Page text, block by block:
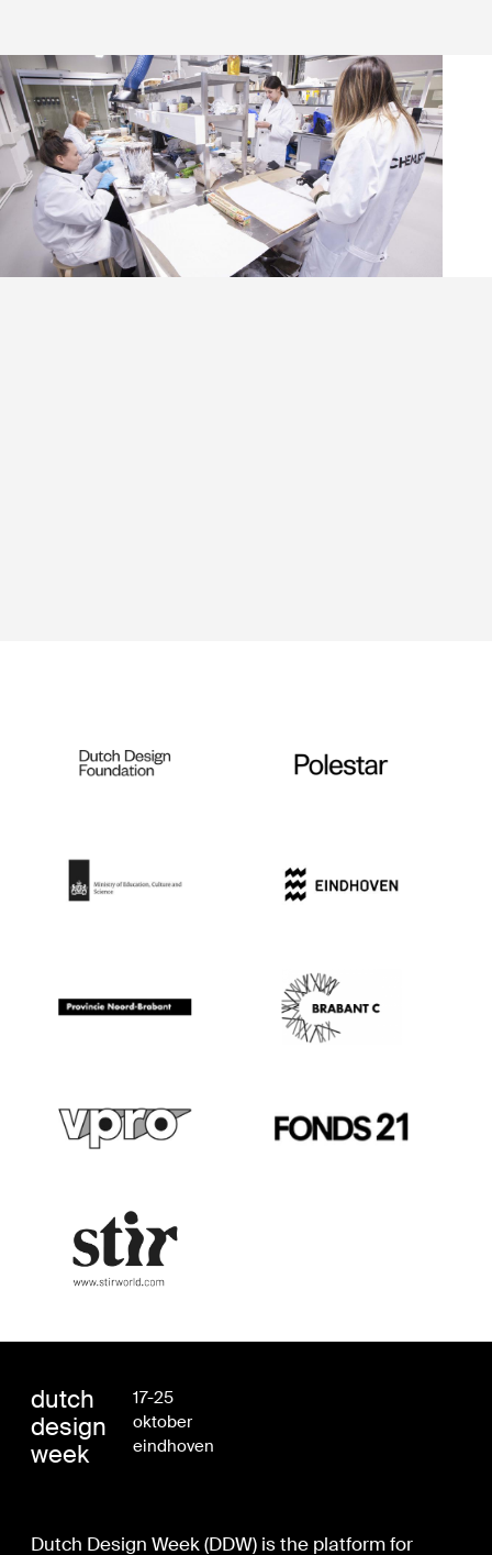
dutch
design
week
17-25
oktober
eindhoven
Dutch Design Week (DDW) is the platform for